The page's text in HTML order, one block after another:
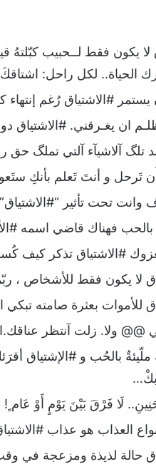
لا يكون فقط لــحبيب
الحياة.. لكل راحل:
يستمر #الاشتياق رُغم
ان يغـرقني. #الاشتياق
آلاشيآء آلتي تملگ حق
تَرحل و أنتَ تَعلم بأنكِ
وانت تحت تأثير
بالحب فهناك قاضي اسمه
#الاشتياق تذكر كيف
لا يكون فقط للأشخاص ،
للأموات بعثرة صامته تبكي
@@ ولا. زلت آنتظر
ملّيئةٌ بالحُب و #الإشتياق
بكْ…
لَا فَرْقَ بَيْنَ يَوْمٍ أَوْ عَام
العذاب هو عذاب
حالة لذيذة ومزعجة في